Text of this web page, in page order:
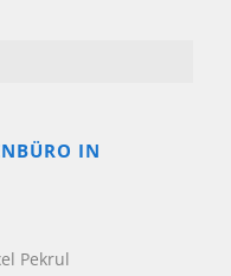
IN
Pekrul